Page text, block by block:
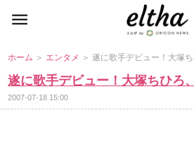
ホーム ＞ エンタメ ＞ 遂に歌手デビュー！大塚
遂に歌手デビュー！大塚ちひろ
2007-07-18 15:00